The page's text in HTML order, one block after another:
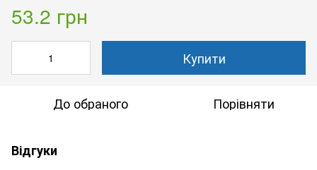
53.2 грн
Купити
До обраного Порівняти
Відгуки